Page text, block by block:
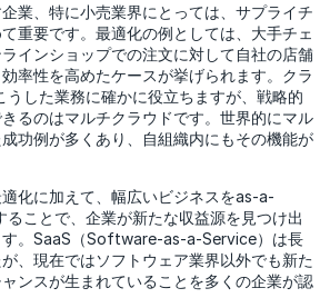
業、特に小売業界にとっては、サプライチ
重要です。最適化の例としては、大手チェ
インショップでの注文に対して自社の店舗
率性を高めたケースが挙げられます。クラ
うした業務に確かに役立ちますが、戦略的
るのはマルチクラウドです。世界的にマル
功例が多くあり、自組織内にもその機能が
化に加えて、幅広いビジネスをas-a-
ことで、企業が新たな収益源を見つけ出
す。SaaS（Software-as-a-Service）は長
、現在ではソフトウェア業界以外でも新た
ンスが生まれていることを多くの企業が認